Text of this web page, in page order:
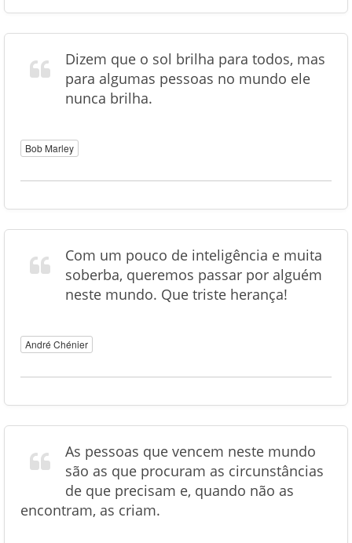
Dizem que o sol brilha para todos, mas
para algumas pessoas no mundo ele
nunca brilha.
Bob Marley
Com um pouco de inteligência e muita
soberba, queremos passar por alguém
neste mundo. Que triste herança!
André Chénier
As pessoas que vencem neste mundo
são as que procuram as circunstâncias
de que precisam e, quando não as
encontram, as criam.